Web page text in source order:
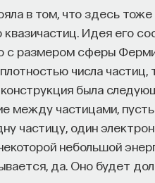
в том, что здесь
Идея его
с размером сферы
числа
была
между частицами,
частицу, один
небольшой
да. Оно будет